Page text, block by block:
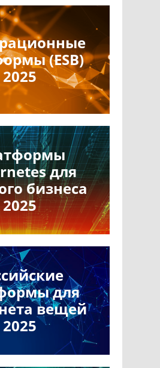
(ESB)
2025
для
бизнеса
2025
для
вещей
2025